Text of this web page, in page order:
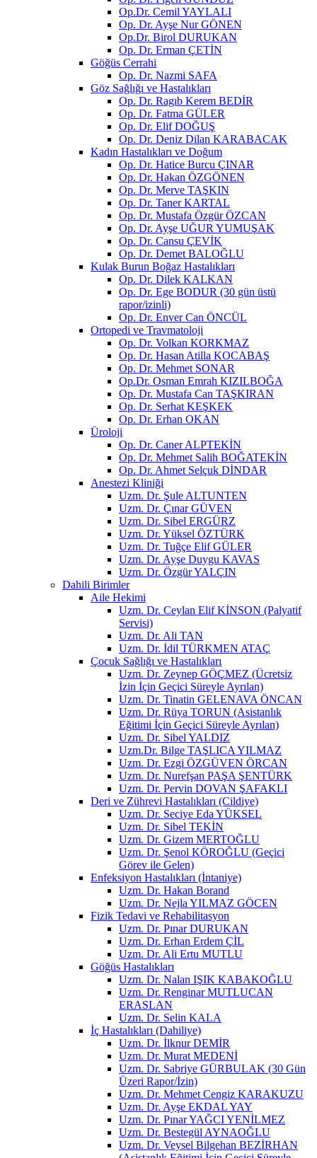
Op.Dr. Cemil YAYLALI
Op. Dr. Ayşe Nur GÖNEN
Op.Dr. Birol DURUKAN
Op. Dr. Erman ÇETİN
Göğüs Cerrahi
Op. Dr. Nazmi SAFA
Göz Sağlığı ve Hastalıkları
Op. Dr. Ragıb Kerem BEDİR
Op. Dr. Fatma GÜLER
Op. Dr. Elif DOĞUŞ
Op. Dr. Deniz Dilan KARABACAK
Kadın Hastalıkları ve Doğum
Op. Dr. Hatice Burcu ÇINAR
Op. Dr. Hakan ÖZGÖNEN
Op. Dr. Merve TAŞKIN
Op. Dr. Taner KARTAL
Op. Dr. Mustafa Özgür ÖZCAN
Op. Dr. Ayşe UĞUR YUMUŞAK
Op. Dr. Cansu ÇEVİK
Op. Dr. Demet BALOĞLU
Kulak Burun Boğaz Hastalıkları
Op. Dr. Dilek KALKAN
Op. Dr. Ege BODUR (30 gün üstü
rapor/izinli)
Op. Dr. Enver Can ÖNCÜL
Ortopedi ve Travmatoloji
Op. Dr. Volkan KORKMAZ
Op. Dr. Hasan Atilla KOCABAŞ
Op. Dr. Mehmet SONAR
Op.Dr. Osman Emrah KIZILBOĞA
Op. Dr. Mustafa Can TAŞKIRAN
Op. Dr. Serhat KEŞKEK
Op. Dr. Erhan OKAN
Üroloji
Op. Dr. Caner ALPTEKİN
Op. Dr. Mehmet Salih BOĞATEKİN
Op. Dr. Ahmet Selçuk DİNDAR
Anestezi Kliniği
Uzm. Dr. Şule ALTUNTEN
Uzm. Dr. Çınar GÜVEN
Uzm. Dr. Sibel ERGÜRZ
Uzm. Dr. Yüksel ÖZTÜRK
Uzm. Dr. Tuğçe Elif GÜLER
Uzm. Dr. Ayşe Duygu KAVAS
Uzm. Dr. Özgür YALÇIN
Dahili Birimler
Aile Hekimi
Uzm. Dr. Ceylan Elif KİNSON (Palyatif
Servisi)
Uzm. Dr. Ali TAN
Uzm. Dr. İdil TÜRKMEN ATAÇ
Çocuk Sağlığı ve Hastalıkları
Uzm. Dr. Zeynep GÖÇMEZ (Ücretsiz
İzin İçin Geçici Süreyle Ayrılan)
Uzm. Dr. Tinatin GELENAVA ÖNCAN
Uzm. Dr. Rüya TORUN (Asistanlık
Eğitimi İçin Geçici Süreyle Ayrılan)
Uzm. Dr. Sibel YALDIZ
Uzm.Dr. Bilge TAŞLICA YILMAZ
Uzm. Dr. Ezgi ÖZGÜVEN ÖRCAN
Uzm. Dr. Nurefşan PAŞA ŞENTÜRK
Uzm. Dr. Pervin DOVAN ŞAFAKLI
Deri ve Zührevi Hastalıkları (Cildiye)
Uzm. Dr. Seciye Eda YÜKSEL
Uzm. Dr. Sibel TEKİN
Uzm. Dr. Gizem MERTOĞLU
Uzm. Dr. Şenol KÖROĞLU (Geçici
Görev ile Gelen)
Enfeksiyon Hastalıkları (İntaniye)
Uzm. Dr. Hakan Borand
Uzm. Dr. Nejla YILMAZ GÖCEN
Fizik Tedavi ve Rehabilitasyon
Uzm. Dr. Pınar DURUKAN
Uzm. Dr. Erhan Erdem ÇİL
Uzm. Dr. Ali Ertu MUTLU
Göğüs Hastalıkları
Uzm. Dr. Nalan IŞIK KABAKOĞLU
Uzm. Dr. Renginar MUTLUCAN
ERASLAN
Uzm. Dr. Selin KALA
İç Hastalıkları (Dahiliye)
Uzm. Dr. İlknur DEMİR
Uzm. Dr. Murat MEDENİ
Uzm. Dr. Sabriye GÜRBULAK (30 Gün
Üzeri Rapor/İzin)
Uzm. Dr. Mehmet Cengiz KARAKUZU
Uzm. Dr. Ayşe EKDAL YAY
Uzm. Dr. Pınar YAĞCI YENİLMEZ
Uzm. Dr. Bestegül AYNAOĞLU
Uzm. Dr. Veysel Bilgehan BEZİRHAN